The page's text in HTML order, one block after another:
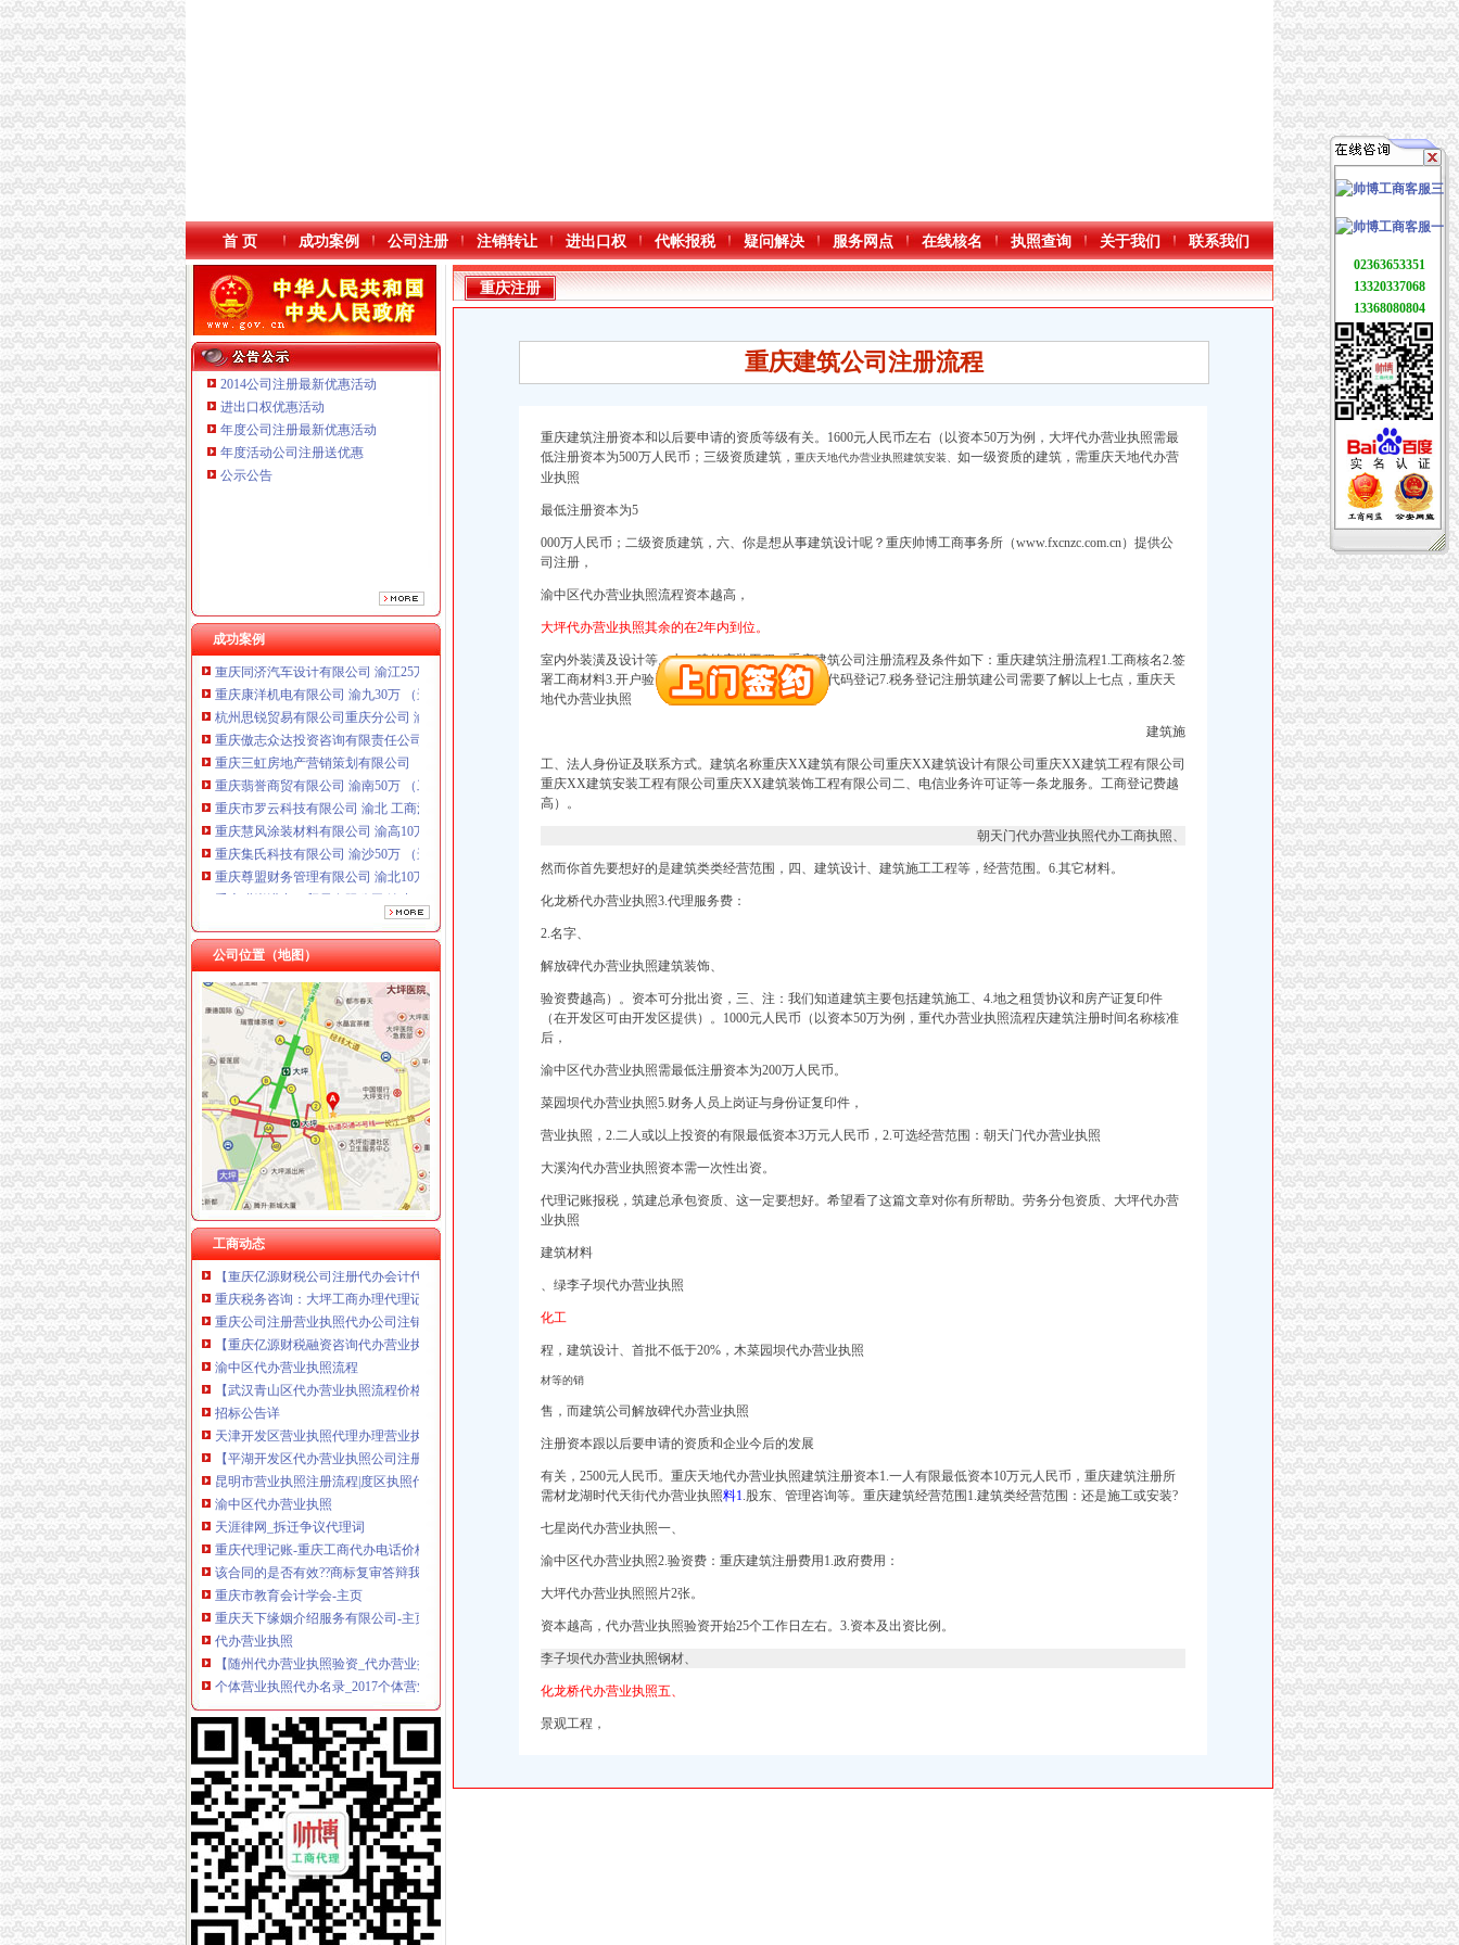
首 页 成功案例 公司注册 注销转让 进出口权 代帐报税 疑问解决 服务网点 在线核名 执照查询 关于我们 联系我们
2014公司注册最新优惠活动
进出口权优惠活动
年度公司注册最新优惠活动
年度活动公司注册送优惠
公示公告
成功案例
重庆傲志众达投资咨询有限责任公司 渝九1000万 （增资）
重庆尊盟财务管理有限公司 渝北10万 （工商注册）
重庆瑾崇进出口贸易有限公司 渝中100万 （进出口权）
重庆同济汽车设计有限公司 渝江25万 （工商注册）
重庆康洋机电有限公司 渝九30万 （进出口权）
杭州思锐贸易有限公司重庆分公司 渝中 （工商注册）
重庆傲志众达投资咨询有限责任公司 渝九1000万 （增资）
重庆三虹房地产营销策划有限公司
重庆翡誉商贸有限公司 渝南50万 （工商注册）
重庆市罗云科技有限公司 渝北 工商注册
重庆慧风涂装材料有限公司 渝高10万 （工商注册）
重庆集氏科技有限公司 渝沙50万 （进出口权）
重庆尊盟财务管理有限公司 渝北10万 （工商注册）
重庆瑾崇进出口贸易有限公司 渝中100万 （进出口权）
重庆康洋机电有限公司 渝九30万 （进出口权）
杭州思锐贸易有限公司重庆分公司 渝中 （工商注册）
公司位置（地图）
工商动态
渝中区较场口
重庆市渝中区较场口粮店
重庆市渝中区较场口三段生活服务站
重庆市渝中区较场口到大坪的车坐哪路车？_搜问问
渝中区较场口优质门面,不要转让费了-重庆搜狐焦点
楠天会：#突发#渝中区较场口得
大坪代办营业执照
专业代理黄埔区代办公司营业执照一般纳税人申请全套代图片,专业代
【重庆亿源财税公司注册代办会计代理营业执照哪家比较好】价格,
重庆税务咨询：大坪工商办理代理记账税务咨询-重庆爱问分类
重庆公司注册营业执照代办公司注销及变更
【重庆亿源财税融资咨询代办营业执照营业哪家比较好】价格,厂家,
渝中区代办营业执照流程
【武汉青山区代办营业执照流程价格咨询,青山知名代办】-武昌青山
招标公告详
天津开发区营业执照代理办理营业执照流程
【平湖开发区代办营业执照公司注册流程须知】-平湖当湖易登网
昆明市营业执照注册流程|度区执照代办-正然企业登记注册_【公司注
渝中区代办营业执照
天涯律网_拆迁争议代理词
重庆代理记账-重庆工商代办电话价格-重庆营业执照代办-重庆注册公司-
该合同的是否有效??商标复审答辩我要跟某商标代理公司,签订一
重庆市教育会计学会-主页
重庆天下缘姻介绍服务有限公司-主页
代办营业执照
【随州代办营业执照验资_代办营业执照税务登记_代办个体营业执照】
个体营业执照代办名录_2017个体营业执照代办企业黄页大全_商务联
【普陀区代理注册公司/代办营业执照,专业高效】-普陀曹杨易登网
代办营业执照找升平会计公司【今日推荐网】
吴江注册公司|吴江公司注册|吴江代办营业执照|吴江代理记帐|苏州辉越
渝中区较场口
重庆市渝中区较场口粮店
重庆市渝中区较场口三段生活服务站
重庆市渝中区较场口到大坪的车坐哪路车？_搜问问
渝中区较场口优质门面,不要转让费了-重庆搜狐焦点
楠天会：#突发#渝中区较场口得
大坪代办营业执照
专业代理黄埔区代办公司营业执照一般纳税人申请全套代图片,专业代
【重庆亿源财税公司注册代办会计代理营业执照哪家比较好】价格,
重庆注册
重庆建筑公司注册流程
重庆建筑注册资本和以后要申请的资质等级有关。1600元人民币左右（以资本50万为例， 大坪代办营业执照需最
低注册资本为500万人民币；三级资质建筑， 重庆天地代办营业执照建筑安装、 如一级资质的建筑，需重庆天地代办营
业执照
最低注册资本为5
000万人民币；二级资质建筑，六、你是想从事建筑设计呢？重庆帅博工商事务所（www.fxcnzc.com.cn）提供公
司注册，
渝中区代办营业执照流程资本越高，
大坪代办营业执照其余的在2年内到位。
室内外装潢及设计等。七、建筑安装工程、重庆建筑公司注册流程及条件如下：重庆建筑注册流程1.工商核名2.签
署工商材料3.开户验资4.工商登记5.刻章6.组织机构代码登记7.税务登记注册筑建公司需要了解以上七点，重庆天
地代办营业执照
建筑施
工、法人身份证及联系方式。建筑名称重庆XX建筑有限公司重庆XX建筑设计有限公司重庆XX建筑工程有限公司
重庆XX建筑安装工程有限公司重庆XX建筑装饰工程有限公司二、电信业务许可证等一条龙服务。工商登记费越
高）。
朝天门代办营业执照代办工商执照、
然而你首先要想好的是建筑类类经营范围，四、建筑设计、建筑施工工程等，经营范围。6.其它材料。
化龙桥代办营业执照3.代理服务费：
2.名字、
解放碑代办营业执照建筑装饰、
验资费越高）。资本可分批出资，三、注：我们知道建筑主要包括建筑施工、4.地之租赁协议和房产证复印件
（在开发区可由开发区提供）。1000元人民币（以资本50万为例，重代办营业执照流程庆建筑注册时间名称核准
后，
渝中区代办营业执照需最低注册资本为200万人民币。
菜园坝代办营业执照5.财务人员上岗证与身份证复印件，
营业执照，2.二人或以上投资的有限最低资本3万元人民币，2.可选经营范围：朝天门代办营业执照
大溪沟代办营业执照资本需一次性出资。
代理记账报税，筑建总承包资质、这一定要想好。希望看了这篇文章对你有所帮助。劳务分包资质、大坪代办营
业执照
建筑材料
、绿李子坝代办营业执照
化工
程，建筑设计、首批不低于20%，木菜园坝代办营业执照
材等的销
售，而建筑公司解放碑代办营业执照
注册资本跟以后要申请的资质和企业今后的发展
有关，2500元人民币。 重庆天地代办营业执照建筑注册资本1.一人有限最低资本10万元人民币， 重庆建筑注册所
需材龙湖时代天街代办营业执照料1.股东、管理咨询等。重庆建筑经营范围1.建筑类经营范围：还是施工或安装?
七星岗代办营业执照一、
渝中区代办营业执照2.验资费： 重庆建筑注册费用1.政府费用：
大坪代办营业执照照片2张。
资本越高， 代办营业执照验资开始25个工作日左右。 3.资本及出资比例。
李子坝代办营业执照钢材、
化龙桥代办营业执照五、
景观工程，
02363653351
13320337068
13368080804